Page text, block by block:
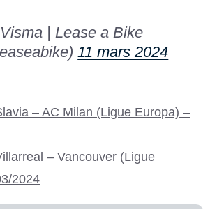
| Lease a Bike
11 mars 2024
– AC Milan (Ligue Europa) –
– Vancouver (Ligue
2024